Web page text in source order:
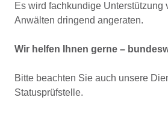
Es wird fachkundige Unterstützung
Anwälten dringend angeraten.
Wir helfen Ihnen gerne –
Bitte beachten Sie auch unsere
Statusprüfstelle.